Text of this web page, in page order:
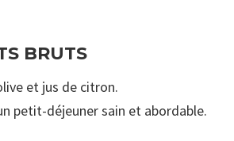
BRUTS
et jus de citron.
petit-déjeuner sain et abordable.